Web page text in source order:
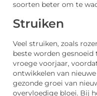
soorten beter om te
Struiken
Veel struiken, zoals
beste worden
vroege voorjaar,
ontwikkelen van
gezonde groei van
overvloedige bloei. Bij